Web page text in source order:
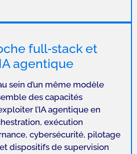
full‑stack et
agentique
sein d’un même modèle
des capacités
l’IA agentique en
exécution
cybersécurité, pilotage
dispositifs de supervision